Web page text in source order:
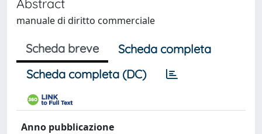
Abstract
manuale di diritto commerciale
Scheda breve
Scheda completa
Scheda completa (DC)
Anno pubblicazione